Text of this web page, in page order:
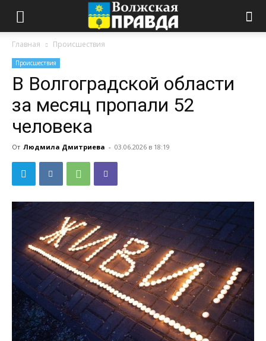
Главная Происшествия
Происшествия
В Волгоградской области
за месяц пропали 52
человека
От Людмила Дмитриева - 03.06.2026 в 18:19